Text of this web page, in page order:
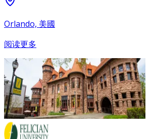
Orlando, 美國
阅读更多